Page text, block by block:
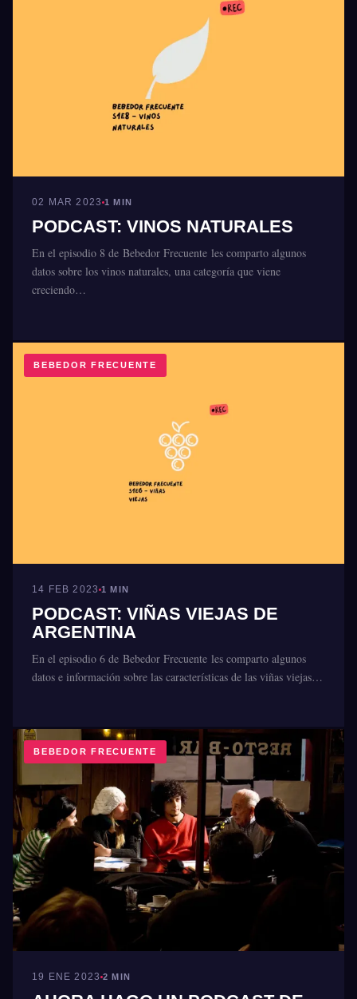
02 MAR 2023 1 MIN
PODCAST: VINOS NATURALES
En el episodio 8 de Bebedor Frecuente les comparto algunos
datos sobre los vinos naturales, una categoría que viene
creciendo…
BEBEDOR FRECUENTE
14 FEB 2023 1 MIN
PODCAST: VIÑAS VIEJAS DE
ARGENTINA
En el episodio 6 de Bebedor Frecuente les comparto algunos
datos e información sobre las características de las viñas viejas…
BEBEDOR FRECUENTE
19 ENE 2023 2 MIN